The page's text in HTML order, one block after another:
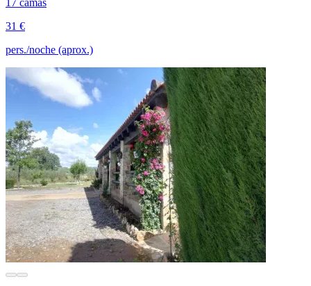
17 camas
31 €
pers./noche (aprox.)